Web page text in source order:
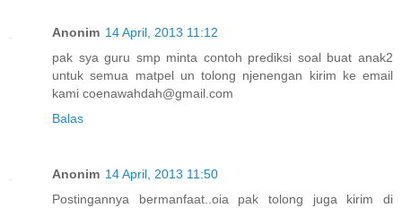
Anonim 14 April, 2013 11:12
pak sya guru smp minta contoh prediksi soal buat anak2
untuk semua matpel un tolong njenengan kirim ke email
kami coenawahdah@gmail.com
Balas
Anonim 14 April, 2013 11:50
Postingannya bermanfaat..oia pak tolong juga kirim di